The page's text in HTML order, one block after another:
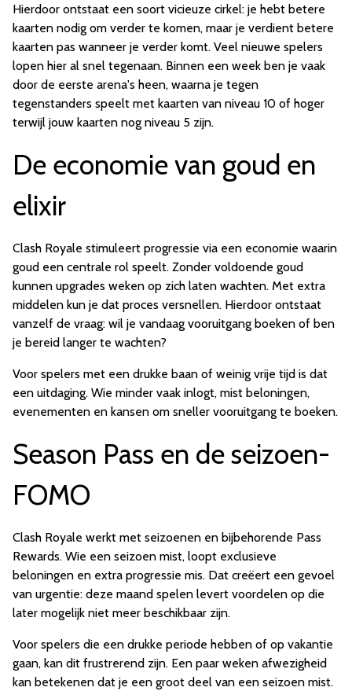
Hierdoor ontstaat een soort vicieuze cirkel: je hebt betere
kaarten nodig om verder te komen, maar je verdient betere
kaarten pas wanneer je verder komt. Veel nieuwe spelers
lopen hier al snel tegenaan. Binnen een week ben je vaak
door de eerste arena's heen, waarna je tegen
tegenstanders speelt met kaarten van niveau 10 of hoger
terwijl jouw kaarten nog niveau 5 zijn.
De economie van goud en
elixir
Clash Royale stimuleert progressie via een economie waarin
goud een centrale rol speelt. Zonder voldoende goud
kunnen upgrades weken op zich laten wachten. Met extra
middelen kun je dat proces versnellen. Hierdoor ontstaat
vanzelf de vraag: wil je vandaag vooruitgang boeken of ben
je bereid langer te wachten?
Voor spelers met een drukke baan of weinig vrije tijd is dat
een uitdaging. Wie minder vaak inlogt, mist beloningen,
evenementen en kansen om sneller vooruitgang te boeken.
Season Pass en de seizoen-
FOMO
Clash Royale werkt met seizoenen en bijbehorende Pass
Rewards. Wie een seizoen mist, loopt exclusieve
beloningen en extra progressie mis. Dat creëert een gevoel
van urgentie: deze maand spelen levert voordelen op die
later mogelijk niet meer beschikbaar zijn.
Voor spelers die een drukke periode hebben of op vakantie
gaan, kan dit frustrerend zijn. Een paar weken afwezigheid
kan betekenen dat je een groot deel van een seizoen mist.